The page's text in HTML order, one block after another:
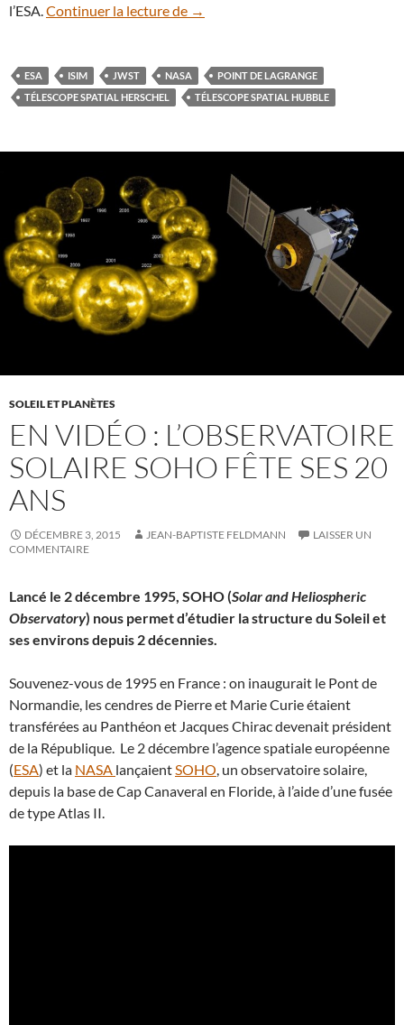
l’ESA.Continuer la lecture de Le miroir du JWST se dévoile
→
ESA ISIM JWST NASA
POINT DE LAGRANGE
TÉLESCOPE SPATIAL HERSCHEL
TÉLESCOPE SPATIAL HUBBLE
SOLEIL ET PLANÈTES
EN VIDÉO : L’OBSERVATOIRE
SOLAIRE SOHO FÊTE SES 20
ANS
DÉCEMBRE 3, 2015 JEAN-BAPTISTE FELDMANN
LAISSER UN
COMMENTAIRE
Lancé le 2 décembre 1995, SOHO (Solar and Heliospheric
Observatory) nous permet d’étudier la structure du Soleil et
ses environs depuis 2 décennies.
Souvenez-vous de 1995 en France : on inaugurait le Pont de
Normandie, les cendres de Pierre et Marie Curie étaient
transférées au Panthéon et Jacques Chirac devenait président
de la République. Le 2 décembre l’agence spatiale européenne
(ESA) et la NASA lançaientSOHO, un observatoire solaire,
depuis la base de Cap Canaveral en Floride, à l’aide d’une fusée
de type Atlas II.